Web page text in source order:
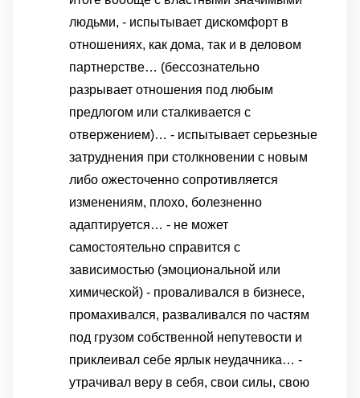
людьми, - испытывает дискомфорт в
отношениях, как дома, так и в деловом
партнерстве… (бессознательно
разрывает отношения под любым
предлогом или сталкивается с
отвержением)… - испытывает серьезные
затруднения при столкновении с новым
либо ожесточенно сопротивляется
изменениям, плохо, болезненно
адаптируется… - не может
самостоятельно справится с
зависимостью (эмоциональной или
химической) - проваливался в бизнесе,
промахивался, разваливался по частям
под грузом собственной непутевости и
приклеивал себе ярлык неудачника… -
утрачивал веру в себя, свои силы, свою